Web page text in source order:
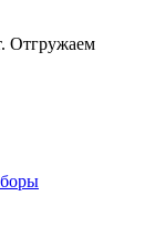
Отгружаем